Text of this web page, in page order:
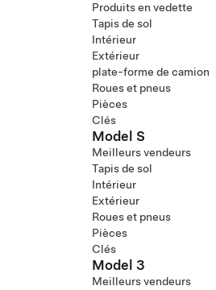
Produits en vedette
Tapis de sol
Intérieur
Extérieur
plate-forme de camion
Roues et pneus
Pièces
Clés
Model S
Meilleurs vendeurs
Tapis de sol
Intérieur
Extérieur
Roues et pneus
Pièces
Clés
Model 3
Meilleurs vendeurs